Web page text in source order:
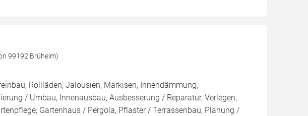
99192 Brüheim)
Rollläden, Jalousien, Markisen, Innendämmung,
/ Umbau, Innenausbau, Ausbesserung / Reparatur, Verlegen,
Gartenhaus / Pergola, Pflaster / Terrassenbau, Planung /